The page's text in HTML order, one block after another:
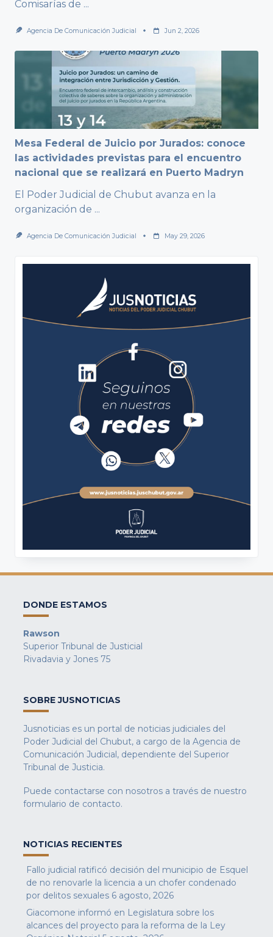
Comisarías de ...
Agencia De Comunicación Judicial Jun 2, 2026
Mesa Federal de Juicio por Jurados: conoce
las actividades previstas para el encuentro
nacional que se realizará en Puerto Madryn
El Poder Judicial de Chubut avanza en la
organización de ...
Agencia De Comunicación Judicial May 29, 2026
DONDE ESTAMOS
Rawson
Superior Tribunal de Justicial
Rivadavia y Jones 75
SOBRE JUSNOTICIAS
Jusnoticias es un portal de noticias judiciales del
Poder Judicial del Chubut, a cargo de la Agencia de
Comunicación Judicial, dependiente del Superior
Tribunal de Justicia.
Puede contactarse con nosotros a través de nuestro
formulario de contacto.
NOTICIAS RECIENTES
Fallo judicial ratificó decisión del municipio de Esquel
de no renovarle la licencia a un chofer condenado
por delitos sexuales 6 agosto, 2026
Giacomone informó en Legislatura sobre los
alcances del proyecto para la reforma de la Ley